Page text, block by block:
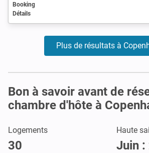
Booking
Détails
Plus de résultats à
Bon à savoir avant de
chambre d'hôte à
Logements
30
Haute
Juin :